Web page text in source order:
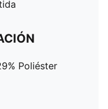
Poliéster